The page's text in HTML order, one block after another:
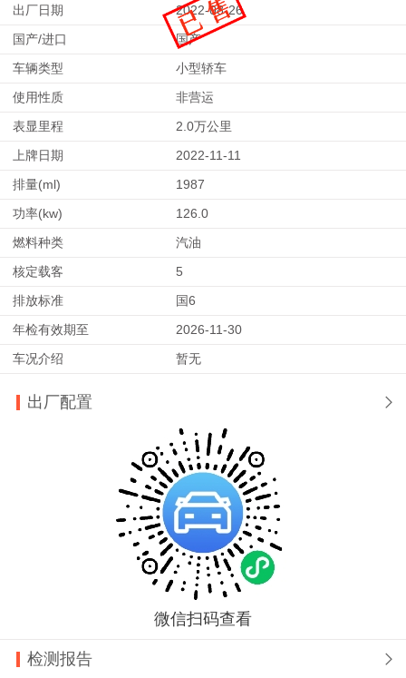
出厂日期
2022-08-26
国产/进口
国产
车辆类型
小型轿车
使用性质
非营运
表显里程
2.0万公里
上牌日期
2022-11-11
排量(ml)
1987
功率(kw)
126.0
燃料种类
汽油
核定载客
5
排放标准
国6
年检有效期至
2026-11-30
车况介绍
暂无
出厂配置 
微信扫码查看
检测报告 